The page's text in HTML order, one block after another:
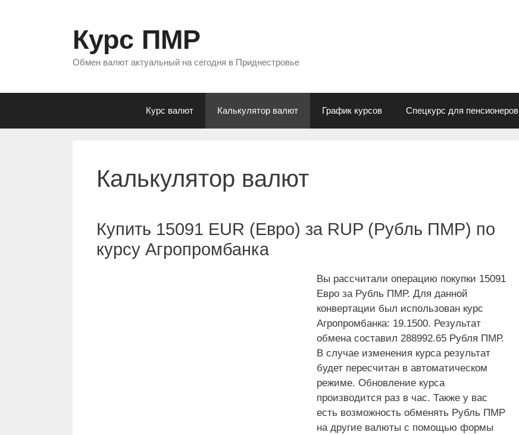
Курс ПМР
Обмен валют актуальный на сегодня в Приднестровье
Курс валют Калькулятор валют График курсов Спецкурс для пенсионеров
Калькулятор валют
Купить 15091 EUR (Евро) за RUP (Рубль ПМР) по
курсу Агропромбанка
Вы рассчитали операцию покупки 15091
Евро за Рубль ПМР. Для данной
конвертации был использован курс
Агропромбанка: 19.1500. Результат
обмена составил 288992.65 Рубля ПМР.
В случае изменения курса результат
будет пересчитан в автоматическом
режиме. Обновление курса
производится раз в час. Также у вас
есть возможность обменять Рубль ПМР
на другие валюты с помощью формы